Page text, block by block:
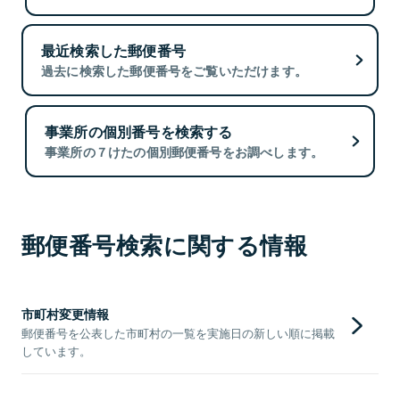
最近検索した郵便番号
過去に検索した郵便番号をご覧いただけます。
事業所の個別番号を検索する
事業所の７けたの個別郵便番号をお調べします。
郵便番号検索に関する情報
市町村変更情報
郵便番号を公表した市町村の一覧を実施日の新しい順に掲載
しています。